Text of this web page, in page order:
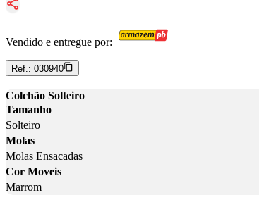
Vendido e entregue por:
Ref.: 030940
Colchão Solteiro
Tamanho
Solteiro
Molas
Molas Ensacadas
Cor Moveis
Marrom